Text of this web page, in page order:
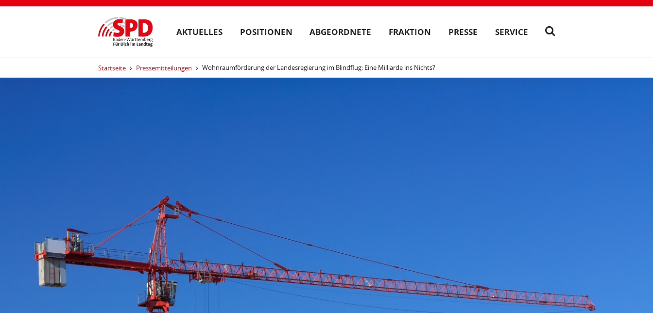
AKTUELLES POSITIONEN ABGEORDNETE FRAKTION PRESSE SERVICE
Startseite Pressemitteilungen Wohnraumförderung der Landesregierung im Blindflug: Eine Milliarde ins Nichts?